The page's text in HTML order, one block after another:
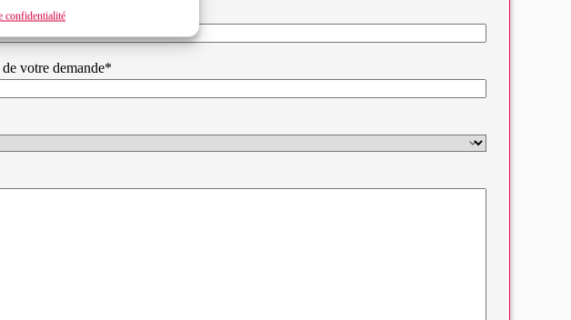
confidentialité
votre demande*